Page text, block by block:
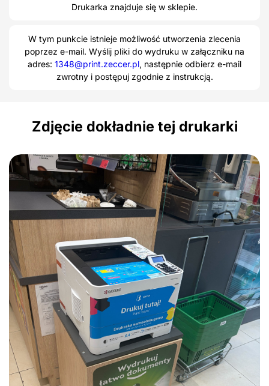
Drukarka znajduje się w sklepie.
W tym punkcie istnieje możliwość utworzenia zlecenia
poprzez e-mail. Wyślij pliki do wydruku w załączniku na
adres: 1348@print.zeccer.pl, następnie odbierz e-mail
zwrotny i postępuj zgodnie z instrukcją.
Zdjęcie dokładnie tej drukarki